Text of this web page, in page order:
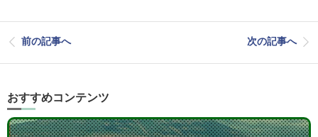
前の記事へ 次の記事へ
おすすめコンテンツ